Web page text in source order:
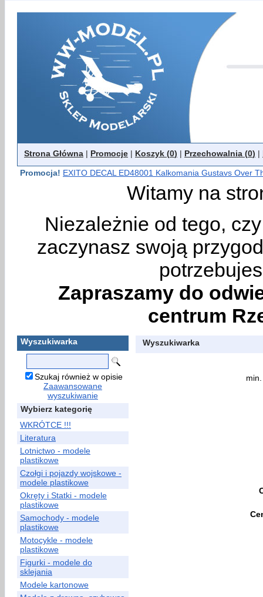
Strona Główna | Promocje | Koszyk (0) | Przechowalnia (0) |
Promocja! EXITO DECAL ED48001 Kalkomania Gustavs Over
Witamy na
Niezależnie od tego,
zaczynasz swoją
Zapraszamy do
centrum
Wyszukiwarka
Szukaj również w opisie
Zaawansowane
wyszukiwanie
Wybierz kategorię
WKRÓTCE !!!
Literatura
Lotnictwo - modele
plastikowe
Czołgi i pojazdy wojskowe -
modele plastikowe
Okręty i Statki - modele
plastikowe
Samochody - modele
plastikowe
Motocykle - modele
plastikowe
Figurki - modele do
sklejania
Modele kartonowe
Wyszukiwarka